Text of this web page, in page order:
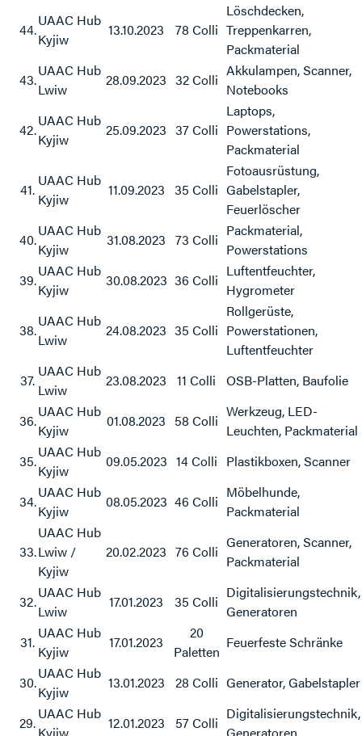
44.
UAAC Hub
Kyjiw
13.10.2023 78 Colli
Löschdecken,
Treppenkarren,
Packmaterial
43.
UAAC Hub
Lwiw
28.09.2023 32 Colli
Akkulampen, Scanner,
Notebooks
42.
UAAC Hub
Kyjiw
25.09.2023 37 Colli
Laptops,
Powerstations,
Packmaterial
41.
UAAC Hub
Kyjiw
11.09.2023 35 Colli
Fotoausrüstung,
Gabelstapler,
Feuerlöscher
40.
UAAC Hub
Kyjiw
31.08.2023 73 Colli
Packmaterial,
Powerstations
39.
UAAC Hub
Kyjiw
30.08.2023 36 Colli
Luftentfeuchter,
Hygrometer
38.
UAAC Hub
Lwiw
24.08.2023 35 Colli
Rollgerüste,
Powerstationen,
Luftentfeuchter
37.
UAAC Hub
Lwiw
23.08.2023 11 Colli OSB-Platten, Baufolie
36.
UAAC Hub
Kyjiw
01.08.2023 58 Colli
Werkzeug, LED-
Leuchten, Packmaterial
35.
UAAC Hub
Kyjiw
09.05.2023 14 Colli Plastikboxen, Scanner
34.
UAAC Hub
Kyjiw
08.05.2023 46 Colli
Möbelhunde,
Packmaterial
33.
UAAC Hub
Lwiw /
Kyjiw
20.02.2023 76 Colli
Generatoren, Scanner,
Packmaterial
32.
UAAC Hub
Lwiw
17.01.2023 35 Colli
Digitalisierungstechnik,
Generatoren
31.
UAAC Hub
Kyjiw
17.01.2023
20
Paletten
Feuerfeste Schränke
30.
UAAC Hub
Kyjiw
13.01.2023 28 Colli Generator, Gabelstapler
29.
UAAC Hub
12.01.2023 57 Colli
Digitalisierungstechnik,